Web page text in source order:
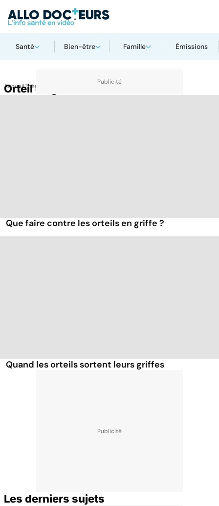
Santé Bien-être Famille Émissions
AccueilThématiques
Orteil en griffe
Que faire contre les orteils en griffe ?
Quand les orteils sortent leurs griffes
Les derniers sujets